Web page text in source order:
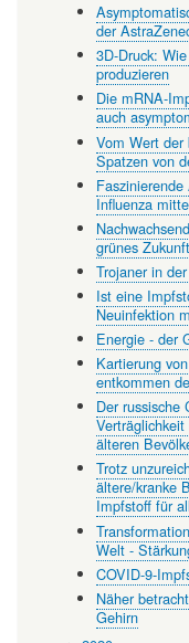
der
3D-Druck:
produzieren
Die mRNA-
auch
Vom Wert
Spatzen von
Influenza
grünes
Trojaner in
Ist eine
Neuinfektion
Energie - der
Kartierung
entkommen
Der
älteren
Trotz
ältere/kranke
Impfstoff für
Welt -
COVID-9-
Näher
Gehirn